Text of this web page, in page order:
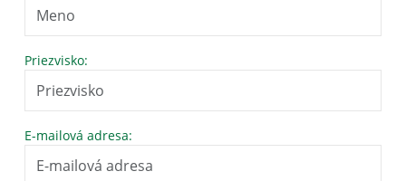
Priezvisko:
E-mailová adresa: